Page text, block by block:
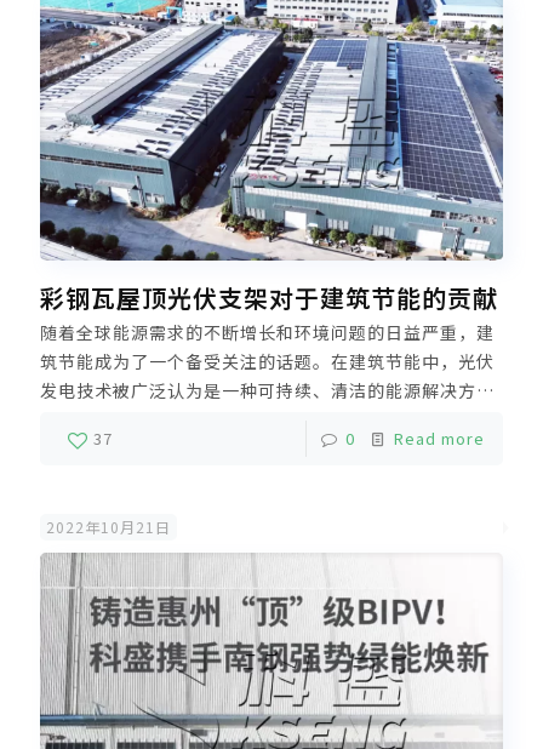
彩钢瓦屋顶光伏支架对于建筑节能的贡献
随着全球能源需求的不断增长和环境问题的日益严重，建
筑节能成为了一个备受关注的话题。在建筑节能中，光伏
发电技术被广泛认为是一种可持续、清洁的能源解决方
案。而彩钢瓦屋顶光伏支架作为一种光伏发电装置，不仅
可以为建筑提供清洁能源，还能够为建筑节能做出贡献。
37 0 Read more
2022年10月21日